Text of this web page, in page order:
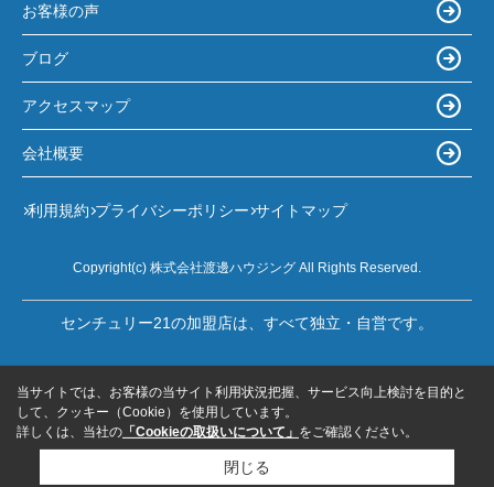
お客様の声
ブログ
アクセスマップ
会社概要
利用規約 プライバシーポリシー サイトマップ
Copyright(c) 株式会社渡邊ハウジング All Rights Reserved.
センチュリー21の加盟店は、すべて独立・自営です。
当サイトでは、お客様の当サイト利用状況把握、サービス向上検討を目的と
して、クッキー（Cookie）を使用しています。
詳しくは、当社の 「Cookieの取扱いについて」 をご確認ください。
閉じる